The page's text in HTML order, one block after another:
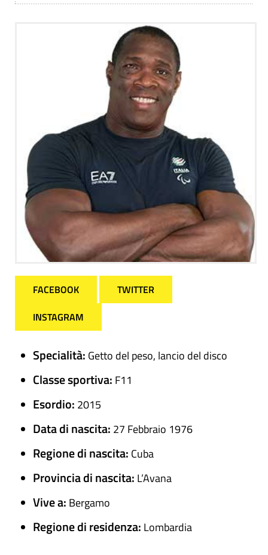
FACEBOOK
TWITTER
INSTAGRAM
Specialità: Getto del peso, lancio del disco
Classe sportiva: F11
Esordio: 2015
Data di nascita: 27 Febbraio 1976
Regione di nascita: Cuba
Provincia di nascita: L’Avana
Vive a: Bergamo
Regione di residenza: Lombardia